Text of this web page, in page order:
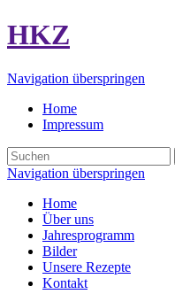
HKZ
Navigation überspringen
Home
Impressum
Navigation überspringen
Home
Über uns
Jahresprogramm
Bilder
Unsere Rezepte
Kontakt